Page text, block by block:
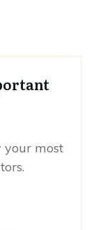
your most